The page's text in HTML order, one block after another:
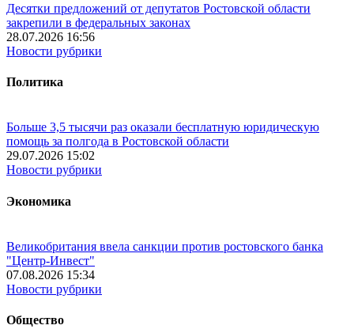
Десятки предложений от депутатов Ростовской области
закрепили в федеральных законах
28.07.2026 16:56
Новости рубрики
Политика
Больше 3,5 тысячи раз оказали бесплатную юридическую
помощь за полгода в Ростовской области
29.07.2026 15:02
Новости рубрики
Экономика
Великобритания ввела санкции против ростовского банка
"Центр-Инвест"
07.08.2026 15:34
Новости рубрики
Общество